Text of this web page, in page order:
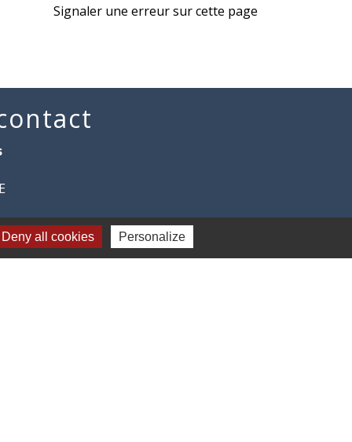
Signaler une erreur sur cette page
Deny all cookies Personalize